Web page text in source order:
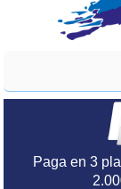
Paga en 3